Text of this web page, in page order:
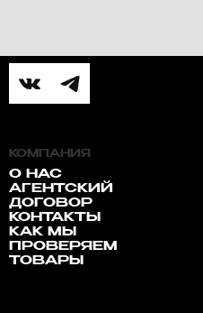
КОМПАНИЯ
О НАС
АГЕНТСКИЙ
ДОГОВОР
КОНТАКТЫ
КАК МЫ
ПРОВЕРЯЕМ
ТОВАРЫ